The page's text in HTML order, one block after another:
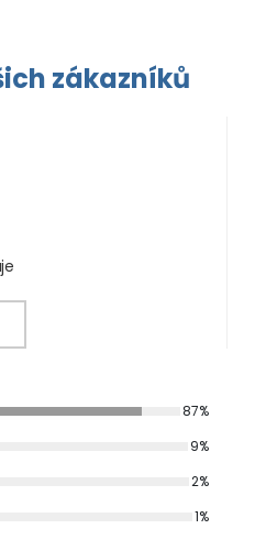
zákazníků
87%
9%
2%
1%